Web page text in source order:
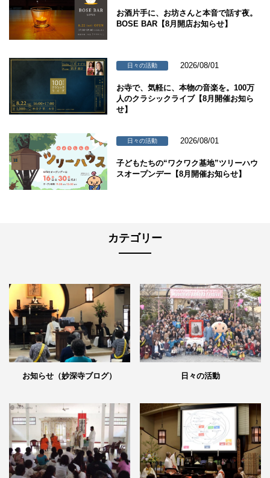
お酒片手に、お坊さんと本音で話す夜。
BOSE BAR【8月開店お知らせ】
日々の活動 2026/08/01
お寺で、気軽に、本物の音楽を。100万
人のクラシックライブ【8月開催お知ら
せ】
日々の活動 2026/08/01
子どもたちの“ワクワク基地”ツリーハウ
スオープンデー【8月開催お知らせ】
カテゴリー
お知らせ（妙深寺ブログ） 日々の活動